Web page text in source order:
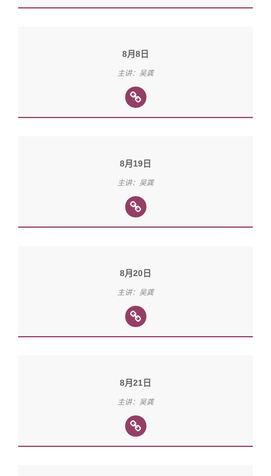
8月8日
主讲：吴龚
8月19日
主讲：吴龚
8月20日
主讲：吴龚
8月21日
主讲：吴龚